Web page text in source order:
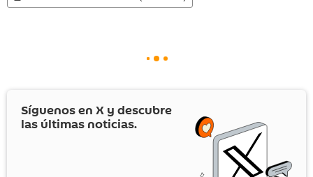
Síguenos en X y descubre
las últimas noticias.